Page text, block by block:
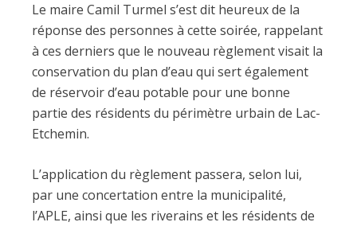
Le maire Camil Turmel s’est dit heureux de la
réponse des personnes à cette soirée, rappelant
à ces derniers que le nouveau règlement visait la
conservation du plan d’eau qui sert également
de réservoir d’eau potable pour une bonne
partie des résidents du périmètre urbain de Lac-
Etchemin.
L’application du règlement passera, selon lui,
par une concertation entre la municipalité,
l’APLE, ainsi que les riverains et les résidents de